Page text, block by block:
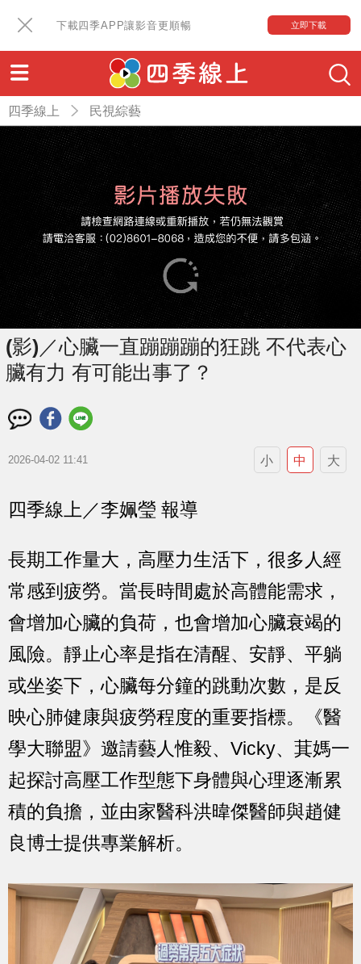
下載四季APP讓影音更順暢 立即下載
四季線上 民視綜藝
(影)／心臟一直蹦蹦蹦的狂跳 不代表心
臟有力 有可能出事了？
2026-04-02 11:41 小 中 大
四季線上／李姵瑩 報導
長期工作量大，高壓力生活下，很多人經
常感到疲勞。當長時間處於高體能需求，
會增加心臟的負荷，也會增加心臟衰竭的
風險。靜止心率是指在清醒、安靜、平躺
或坐姿下，心臟每分鐘的跳動次數，是反
映心肺健康與疲勞程度的重要指標。《醫
學大聯盟》邀請藝人惟毅、Vicky、萁媽一
起探討高壓工作型態下身體與心理逐漸累
積的負擔，並由家醫科洪暐傑醫師與趙健
良博士提供專業解析。